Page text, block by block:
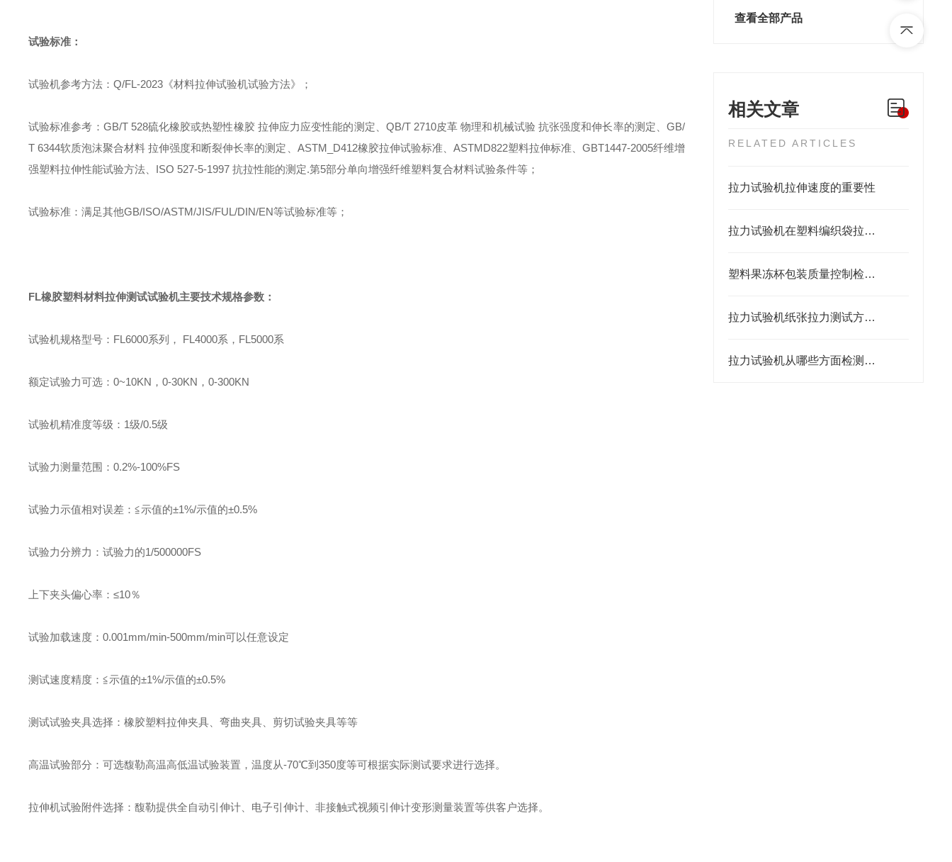
查看全部产品
相关文章
RELATED ARTICLES
拉力试验机拉伸速度的重要性
拉力试验机在塑料编织袋拉伸测试中的应用
塑料果冻杯包装质量控制检测仪器及检测项目
拉力试验机纸张拉力测试方法及操作步骤
拉力试验机从哪些方面检测书包质量
试验标准：
试验机参考方法 ： Q/FL-2023 《材料拉伸试验机试验方法》 ；
试验标准参考 ： GB/T 528硫化橡胶或热塑性橡胶 拉伸应力应变性能的测定、 QB/T 2710皮革 物理和机械试验 抗张强度和伸长率的测定、 GB/
T 6344软质泡沫聚合材料 拉伸强度和断裂伸长率的测定、 ASTM_D412橡胶拉伸试验标准、 ASTMD822塑料拉伸标准、 GBT1447-2005纤维增
强塑料拉伸性能试验方法、 ISO 527-5-1997 抗拉性能的测定.第5部分单向增强纤维塑料复合材料试验条件等 ；
试验标准 ： 满足其他GB/ISO/ASTM/JIS/FUL/DIN/EN等试验标准等 ；
FL橡胶塑料材料拉伸测试试验机主要技术规格参数 ：
试验机规格型号 ： FL6000系列 ， FL4000系 ， FL5000系
额定试验力可选 ： 0~10KN ， 0-30KN ， 0-300KN
试验机精准度等级 ： 1级/0.5级
试验力测量范围 ： 0.2%-100%FS
试验力示值相对误差 ： ≦示值的±1%/示值的±0.5%
试验力分辨力 ： 试验力的1/500000FS
上下夹头偏心率 ： ≤10％
试验加载速度 ： 0.001mm/min-500mm/min可以任意设定
测试速度精度 ： ≦示值的±1%/示值的±0.5%
测试试验夹具选择 ： 橡胶塑料拉伸夹具、弯曲夹具、剪切试验夹具等等
高温试验部分 ： 可选馥勒高温高低温试验装置，温度从-70℃到 350度等可根据实际测试要求进行选择。
拉伸机试验附件选择 ： 馥勒提供全自动引伸计、电子引伸计、非接触式视频引伸计变形测量装置等供客户选择。